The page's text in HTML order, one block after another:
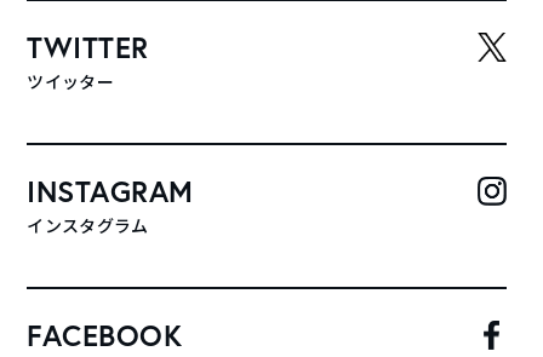
TWITTER
ツイッター
INSTAGRAM
インスタグラム
FACEBOOK